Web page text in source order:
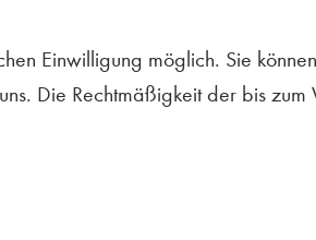
Einwilligung möglich. Sie
Die Rechtmäßigkeit der bis